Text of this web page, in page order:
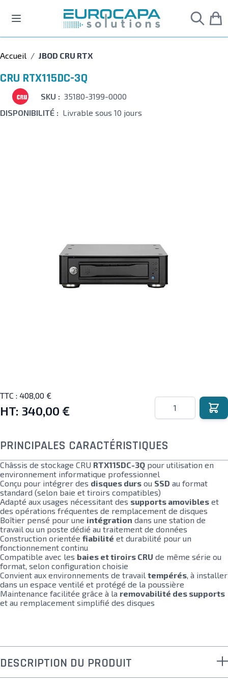
Accueil / JBOD CRU RTX
CRU RTX115DC-3Q
SKU : 35180-3199-0000
DISPONIBILITÉ : Livrable sous 10 jours
TTC : 408,00 €
HT: 340,00 €
Quantité
PRINCIPALES CARACTÉRISTIQUES
Châssis de stockage CRU RTX115DC-3Q pour utilisation en
environnement informatique professionnel
Conçu pour intégrer des disques durs ou SSD au format
standard (selon baie et tiroirs compatibles)
Adapté aux usages nécessitant des supports amovibles et
des opérations fréquentes de remplacement de disques
Boîtier pensé pour une intégration dans une station de
travail ou un poste dédié au traitement de données
Construction orientée fiabilité et durabilité pour un
fonctionnement continu
Compatible avec les baies et tiroirs CRU de même série ou
format, selon configuration choisie
Convient aux environnements de travail tempérés, à installer
dans un espace ventilé et protégé de la poussière
Maintenance facilitée grâce à la removabilité des supports
et au remplacement simplifié des disques
DESCRIPTION DU PRODUIT